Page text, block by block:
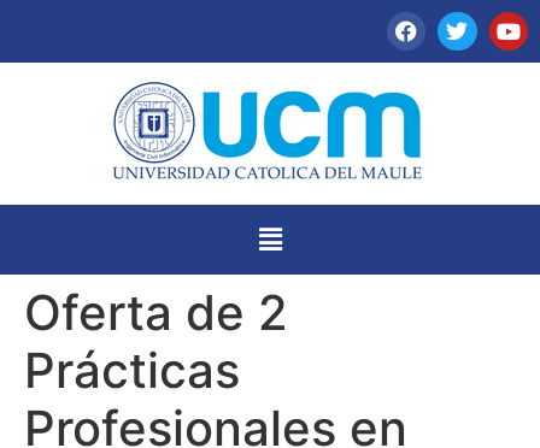
Oferta de 2
Prácticas
Profesionales en